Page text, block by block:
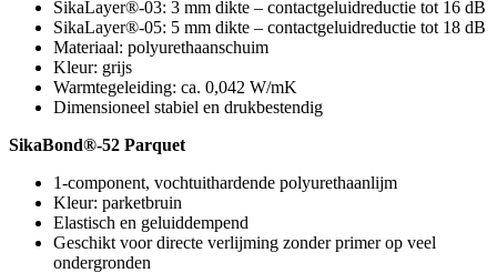
SikaLayer®-03: 3 mm dikte – contactgeluidreductie tot 16 dB
SikaLayer®-05: 5 mm dikte – contactgeluidreductie tot 18 dB
Materiaal: polyurethaanschuim
Kleur: grijs
Warmtegeleiding: ca. 0,042 W/mK
Dimensioneel stabiel en drukbestendig
SikaBond®-52 Parquet
1-component, vochtuithardende polyurethaanlijm
Kleur: parketbruin
Elastisch en geluiddempend
Geschikt voor directe verlijming zonder primer op veel
ondergronden